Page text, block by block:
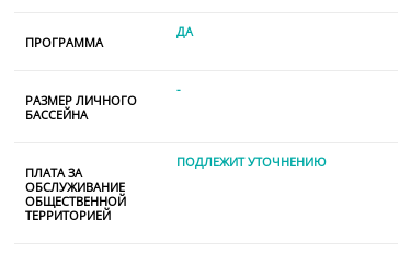
ПРОГРАММА
ДА
РАЗМЕР ЛИЧНОГО
БАССЕЙНА
-
ПЛАТА ЗА
ОБСЛУЖИВАНИЕ
ОБЩЕСТВЕННОЙ
ТЕРРИТОРИЕЙ
ПОДЛЕЖИТ УТОЧНЕНИЮ